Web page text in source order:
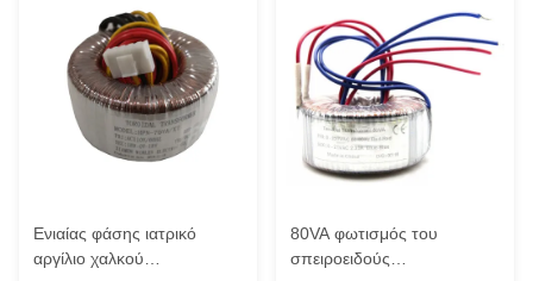
Ενιαίας φάσης ιατρικό
αργίλιο χαλκού
80VA φωτισμός του
σπειροειδούς